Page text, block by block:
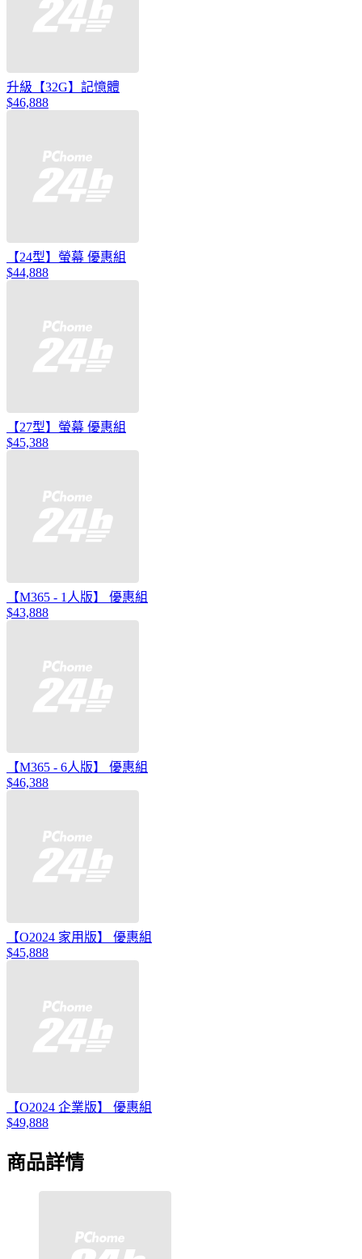
升級【32G】記憶體
$46,888
【24型】螢幕 優惠組
$44,888
【27型】螢幕 優惠組
$45,388
【M365 - 1人版】 優惠組
$43,888
【M365 - 6人版】 優惠組
$46,388
【O2024 家用版】 優惠組
$45,888
【O2024 企業版】 優惠組
$49,888
商品詳情